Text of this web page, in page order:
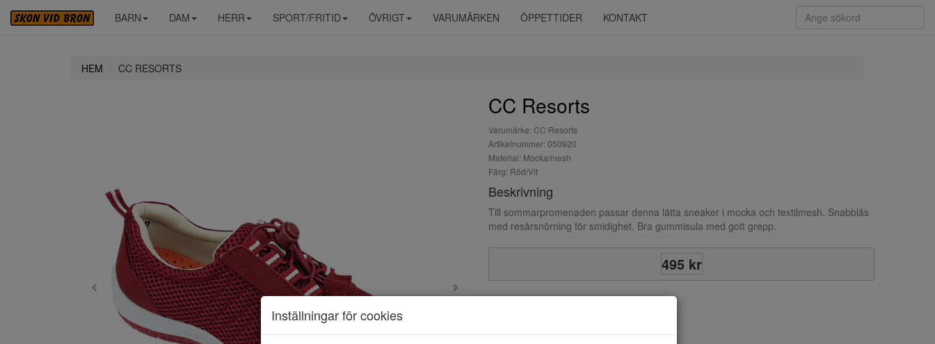
BARN DAM HERR SPORT/FRITID ÖVRIGT VARUMÄRKEN ÖPPETTIDER KONTAKT
HEM CC RESORTS
CC Resorts
Varumärke: CC Resorts
Artikelnummer: 050920
Material: Mocka/mesh
Färg: Röd/Vit
Beskrivning
Till sommarpromenaden passar denna lätta sneaker i mocka och textilmesh. Snabblås
med resårsnörning för smidighet. Bra gummisula med gott grepp.
495 kr
Inställningar för cookies